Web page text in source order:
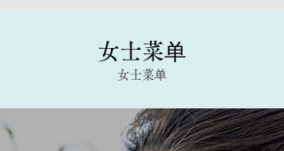
女士菜单
女士菜单